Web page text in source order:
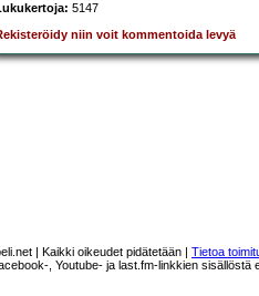
5147
niin voit kommentoida levyä
| Kaikki oikeudet pidätetään | Tietoa
, Youtube- ja last.fm-linkkien sisällöstä